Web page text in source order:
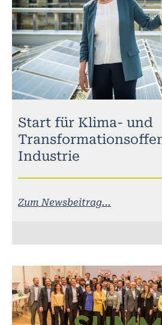
Start für Klima- und
Industrie
Zum Newsbeitrag...